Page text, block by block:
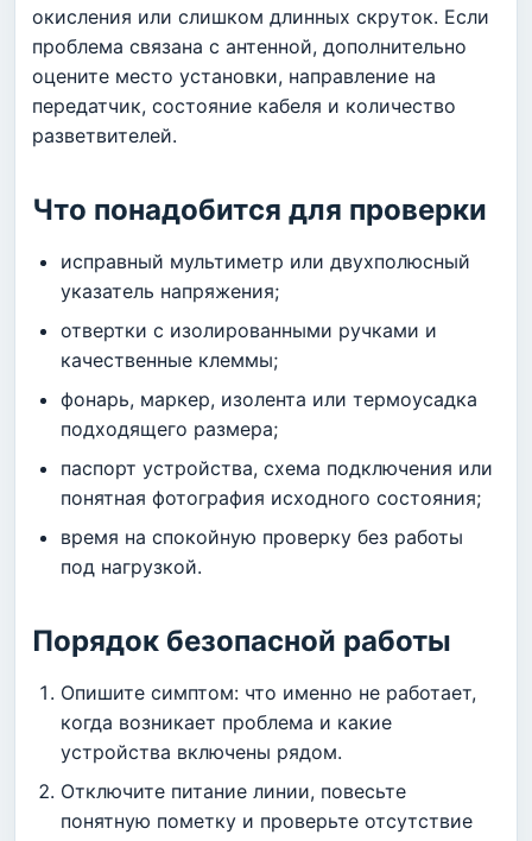
окисления или слишком длинных скруток. Если
проблема связана с антенной, дополнительно
оцените место установки, направление на
передатчик, состояние кабеля и количество
разветвителей.
Что понадобится для проверки
исправный мультиметр или двухполюсный
указатель напряжения;
отвертки с изолированными ручками и
качественные клеммы;
фонарь, маркер, изолента или термоусадка
подходящего размера;
паспорт устройства, схема подключения или
понятная фотография исходного состояния;
время на спокойную проверку без работы
под нагрузкой.
Порядок безопасной работы
Опишите симптом: что именно не работает,
когда возникает проблема и какие
устройства включены рядом.
Отключите питание линии, повесьте
понятную пометку и проверьте отсутствие